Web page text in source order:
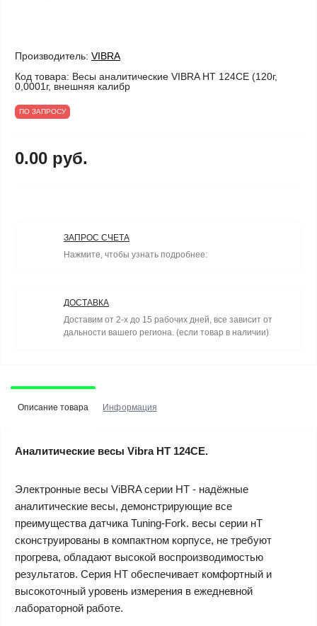
Производитель: VIBRA
Код товара: Весы аналитические VIBRA HT 124CE (120г,
0,0001г, внешняя калибр
ПО ЗАПРОСУ
0.00 руб.
ЗАПРОС СЧЕТА
Нажмите, чтобы узнать подробнее:
ДОСТАВКА
Доставим от 2-х до 15 рабочих дней, все зависит от
дальности вашего региона. (если товар в наличии)
Описание товара Информация
Аналитические весы Vibra HT 124CE.
Электронные весы ViBRA серии HT - надёжные
аналитические весы, демонстрирующие все
преимущества датчика Tuning-Fork. весы серии нТ
сконструированы в компактном корпусе, не требуют
прогрева, обладают высокой воспроизводимостью
результатов. Cерия HТ обеспечивает комфортный и
высокоточный уровень измерения в ежедневной
лабораторной работе.